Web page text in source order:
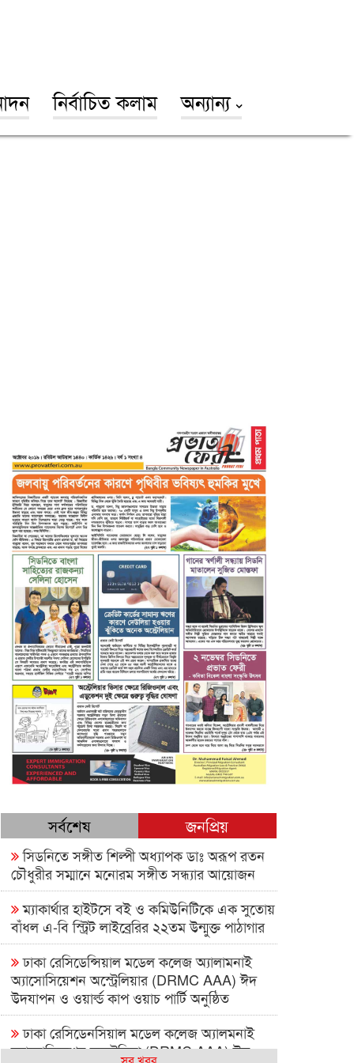
নির্বাচিত কলাম অন্যান্য
সর্বশেষ জনপ্রিয়
সিডনিতে সঙ্গীত শিল্পী অধ্যাপক ডাঃ অরূপ রতন
চৌধুরীর সম্মানে মনোরম সঙ্গীত সন্ধ্যার আয়োজন
ম্যাকার্থার হাইটসে বই ও কমিউনিটিকে এক সুতোয়
বাঁধল এ-বি স্ট্রিট লাইব্রেরির ২২তম উন্মুক্ত পাঠাগার
ঢাকা রেসিডেন্সিয়াল মডেল কলেজ অ্যালামনাই
অ্যাসোসিয়েশন অস্ট্রেলিয়ার (DRMC AAA) ঈদ
উদযাপন ও ওয়ার্ল্ড কাপ ওয়াচ পার্টি অনুষ্ঠিত
ঢাকা রেসিডেনসিয়াল মডেল কলেজ অ্যালমনাই
অ্যাসোসিয়েশন অস্ট্রেলিয়া (DRMC AAA) ঈদ
সব খবর